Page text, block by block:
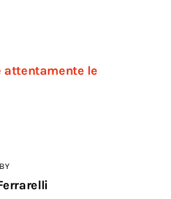
attentamente le